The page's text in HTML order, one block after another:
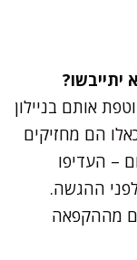
אותם בניילון
הם מחזיקים
– העדיפו
ההגשה.
מההקפאה